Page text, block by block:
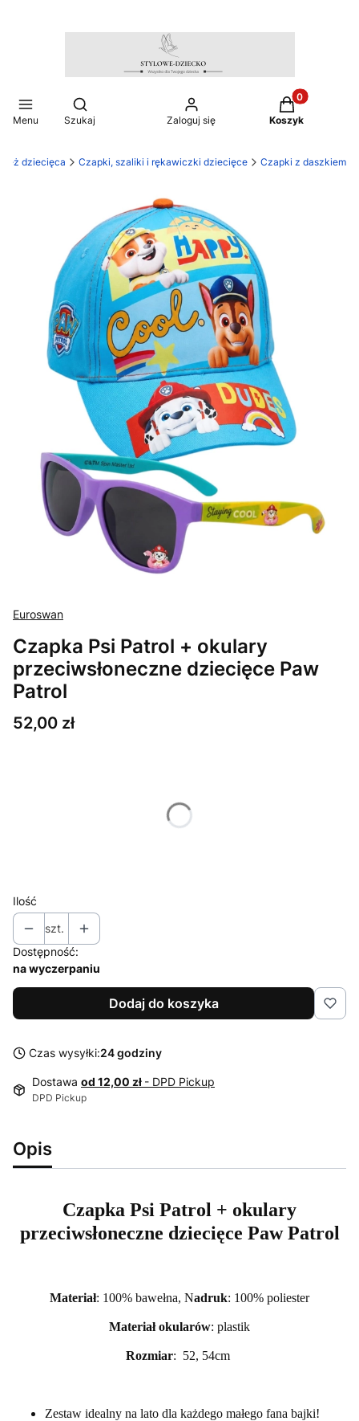
Menu
Otwórz wyszukiwarkę
Szukaj Zaloguj się
Produkty w
Koszyk
dziecięca Czapki, szaliki i rękawiczki dziecięce Czapki z daszkiem
Euroswan
Czapka Psi Patrol + okulary
przeciwsłoneczne dziecięce Paw
Patrol
Cena
52,00 zł
Ilość
szt.
Dostępność:
na wyczerpaniu
Dodaj do koszyka
Czas wysyłki:24 godziny
Dostawa od 12,00 zł - DPD Pickup
DPD Pickup
Opis
Czapka Psi Patrol + okulary
przeciwsłoneczne dziecięce Paw Patrol
Materiał: 100% bawełna, Nadruk: 100% poliester
Materiał okularów: plastik
Rozmiar: 52, 54cm
Zestaw idealny na lato dla każdego małego fana bajki!